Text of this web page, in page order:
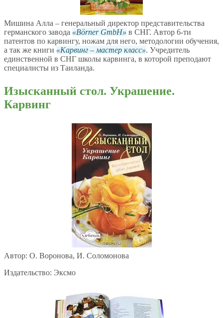
Мишина Алла – генеральный директор представительства
германского завода
Börner GmbH
в СНГ. Автор 6-ти
патентов по карвингу, ножам для него, методологии обучения,
а так же книги
Карвинг – мастер класс . Учредитель
единственной в СНГ школы карвинга, в которой преподают
специалисты из Таиланда.
Изысканный стол. Украшение.
Карвинг
Автор: О. Воронова, И. Соломонова
Издательство: Эксмо